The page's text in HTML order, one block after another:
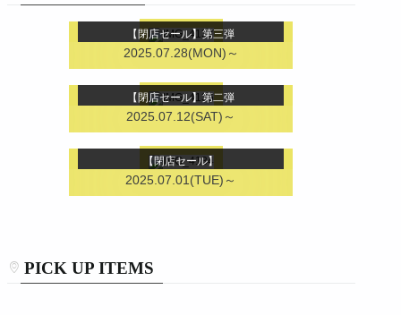
【閉店セール】第三弾
2025.07.28(MON)～
【閉店セール】第二弾
2025.07.12(SAT)～
【閉店セール】
2025.07.01(TUE)～
PICK UP ITEMS